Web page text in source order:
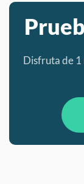
Disfruta de 1